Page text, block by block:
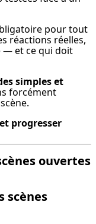
pour tout
réactions réelles,
— et ce qui doit
simples et
forcément
progresser
ouvertes
scènes